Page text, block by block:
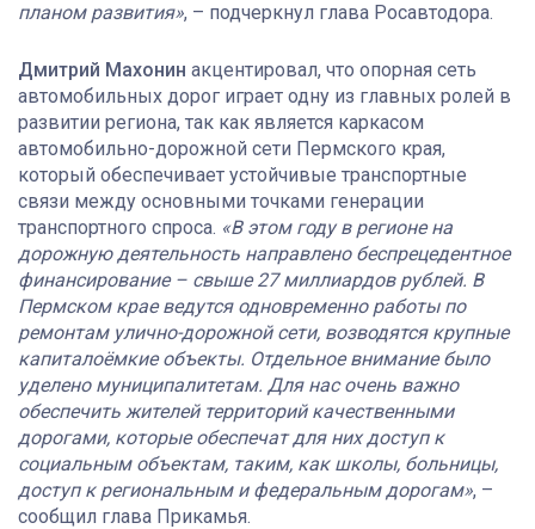
планом развития», – подчеркнул глава Росавтодора.
Дмитрий Махонин акцентировал, что опорная сеть
автомобильных дорог играет одну из главных ролей в
развитии региона, так как является каркасом
автомобильно-дорожной сети Пермского края,
который обеспечивает устойчивые транспортные
связи между основными точками генерации
транспортного спроса. «В этом году в регионе на
дорожную деятельность направлено беспрецедентное
финансирование – свыше 27 миллиардов рублей. В
Пермском крае ведутся одновременно работы по
ремонтам улично-дорожной сети, возводятся крупные
капиталоёмкие объекты. Отдельное внимание было
уделено муниципалитетам. Для нас очень важно
обеспечить жителей территорий качественными
дорогами, которые обеспечат для них доступ к
социальным объектам, таким, как школы, больницы,
доступ к региональным и федеральным дорогам», –
сообщил глава Прикамья.